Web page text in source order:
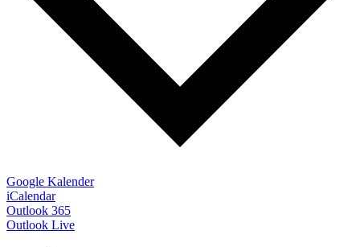
Google Kalender
iCalendar
Outlook 365
Outlook Live